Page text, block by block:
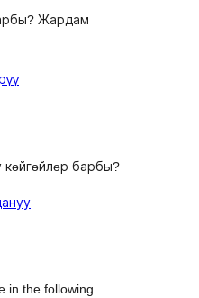
Жардам
көйгөйлөр барбы?
in the following